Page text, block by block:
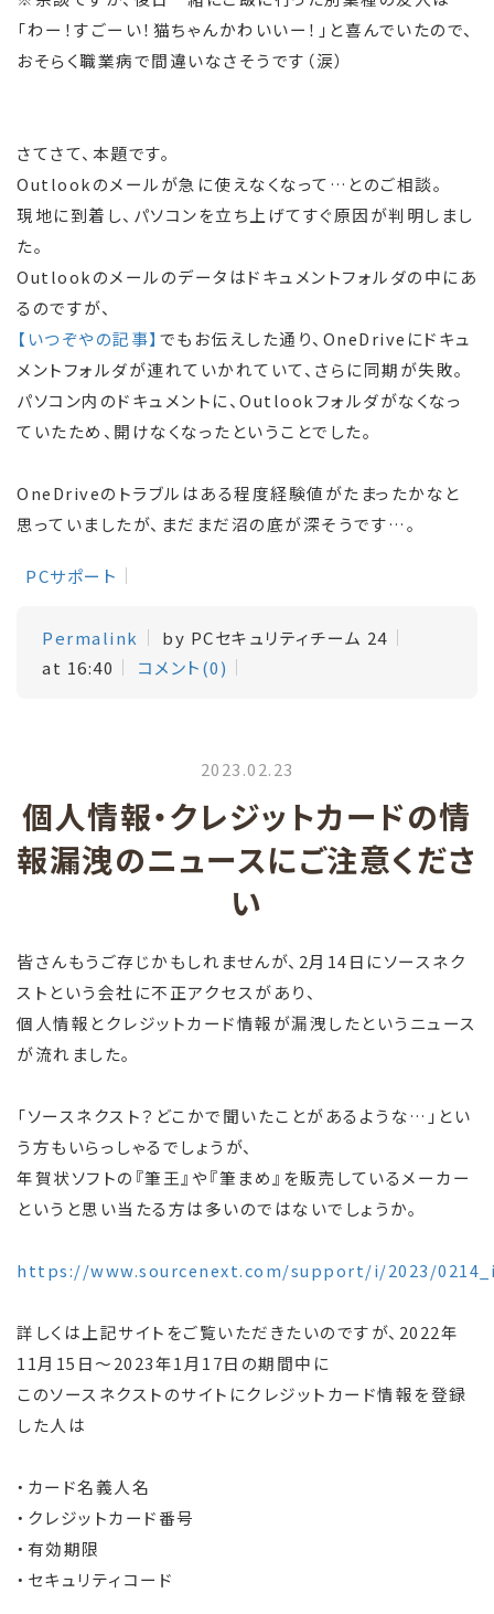
「わー！すごーい！猫ちゃんかわいいー！」と喜んでいたので、
おそらく職業病で間違いなさそうです（涙）
さてさて、本題です。
Outlookのメールが急に使えなくなって…とのご相談。
現地に到着し、パソコンを立ち上げてすぐ原因が判明しまし
た。
Outlookのメールのデータはドキュメントフォルダの中にあ
るのですが、
【いつぞやの記事】 でもお伝えした通り、OneDriveにドキュ
メントフォルダが連れていかれていて、さらに同期が失敗。
パソコン内のドキュメントに、Outlookフォルダがなくなっ
ていたため、開けなくなったということでした。
OneDriveのトラブルはある程度経験値がたまったかなと
思っていましたが、まだまだ沼の底が深そうです…。
PCサポート
Permalink
by PCセキュリティチーム 24
at 16:40
コメント(0)
2023.02.23
個人情報・クレジットカードの情
報漏洩のニュースにご注意くださ
い
皆さんもうご存じかもしれませんが、2月14日にソースネク
ストという会社に不正アクセスがあり、
個人情報とクレジットカード情報が漏洩したというニュース
が流れました。
「ソースネクスト？どこかで聞いたことがあるような…」とい
う方もいらっしゃるでしょうが、
年賀状ソフトの『筆王』や『筆まめ』を販売しているメーカー
というと思い当たる方は多いのではないでしょうか。
https://www.sourcenext.com/support/i/2023/
詳しくは上記サイトをご覧いただきたいのですが、2022年
11月15日～2023年1月17日の期間中に
このソースネクストのサイトにクレジットカード情報を登録
した人は
・カード名義人名
・クレジットカード番号
・有効期限
・セキュリティコード